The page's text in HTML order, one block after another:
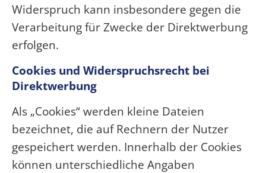
Widerspruch kann insbesondere gegen die
Verarbeitung für Zwecke der Direktwerbung
erfolgen.
Cookies und Widerspruchsrecht bei
Direktwerbung
Als „Cookies“ werden kleine Dateien
bezeichnet, die auf Rechnern der Nutzer
gespeichert werden. Innerhalb der Cookies
können unterschiedliche Angaben